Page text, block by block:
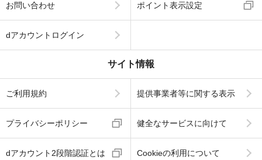
お問い合わせ ポイント表示設定
dアカウントログイン
サイト情報
ご利用規約 提供事業者等に関する表示
プライバシーポリシー 健全なサービスに向けて
dアカウント2段階認証とは Cookieの利用について